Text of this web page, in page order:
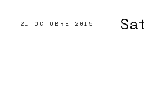
21 OCTOBRE 2015